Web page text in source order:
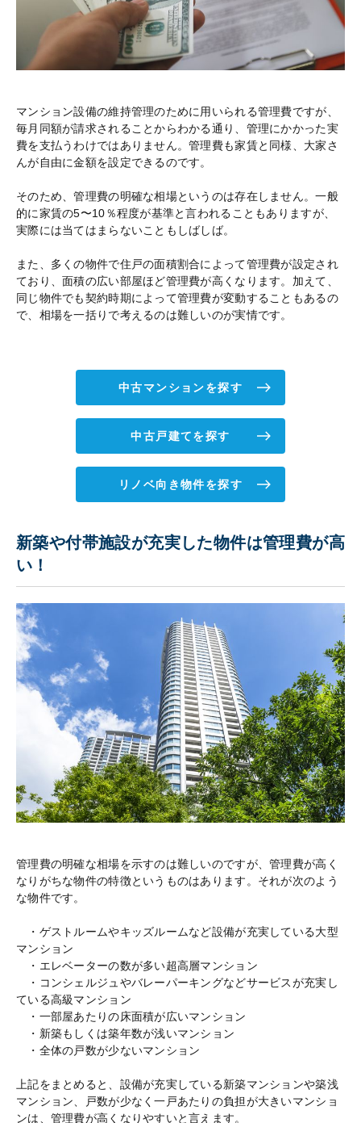
マンション設備の維持管理のために用いられる管理費ですが、
毎月同額が請求されることからわかる通り、管理にかかった実
費を支払うわけではありません。管理費も家賃と同様、大家さ
んが自由に金額を設定できるのです。
そのため、管理費の明確な相場というのは存在しません。一般
的に家賃の5〜10％程度が基準と言われることもありますが、
実際には当てはまらないこともしばしば。
また、多くの物件で住戸の面積割合によって管理費が設定され
ており、面積の広い部屋ほど管理費が高くなります。加えて、
同じ物件でも契約時期によって管理費が変動することもあるの
で、相場を一括りで考えるのは難しいのが実情です。
中古マンションを探す
中古戸建てを探す
リノベ向き物件を探す
新築や付帯施設が充実した物件は管理費が高
い！
管理費の明確な相場を示すのは難しいのですが、管理費が高く
なりがちな物件の特徴というものはあります。それが次のよう
な物件です。
・ゲストルームやキッズルームなど設備が充実している大型
マンション
・エレベーターの数が多い超高層マンション
・コンシェルジュやバレーパーキングなどサービスが充実し
ている高級マンション
・一部屋あたりの床面積が広いマンション
・新築もしくは築年数が浅いマンション
・全体の戸数が少ないマンション
上記をまとめると、設備が充実している新築マンションや築浅
マンション、戸数が少なく一戸あたりの負担が大きいマンショ
ンは、管理費が高くなりやすいと言えます。